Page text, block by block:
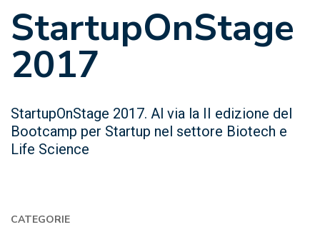
StartupOnStage
2017
StartupOnStage 2017. Al via la II edizione del
Bootcamp per Startup nel settore Biotech e
Life Science
CATEGORIE